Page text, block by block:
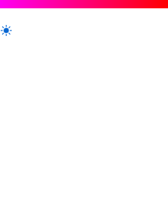
切换浅色 / 深色模式